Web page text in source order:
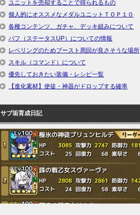
ユニットを売却することで得られるもの
個人的にオススメなメダルユニットＴＯＰ１０
各種コンテンツ、ガチャ、デッキ組みについて
バフ（ステータスUP）についての情報
レベリングのためブースト周回が良さそうな場所
スキル（コマンド）について
優先しておきたい装備・レシピ一覧
【進化素材】使徒・神器がドロップする確率
サブ垢育成日記